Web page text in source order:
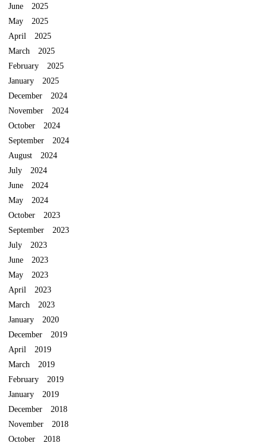
June 2025
May 2025
April 2025
March 2025
February 2025
January 2025
December 2024
November 2024
October 2024
September 2024
August 2024
July 2024
June 2024
May 2024
October 2023
September 2023
July 2023
June 2023
May 2023
April 2023
March 2023
January 2020
December 2019
April 2019
March 2019
February 2019
January 2019
December 2018
November 2018
October 2018